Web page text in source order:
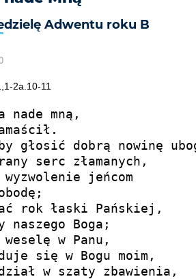
Adwentu roku B
2a.10-11
nade mną,
głosić dobrą nowinę
serc złamanych,
jeńcom
rok łaski Pańskiej,
Boga;
w Panu,
się w Bogu moim,
w szaty zbawienia,